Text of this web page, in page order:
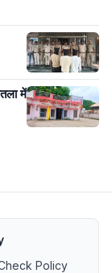
में
Policy